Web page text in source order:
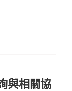
與相關協